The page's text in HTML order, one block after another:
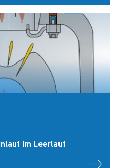
im Leerlauf